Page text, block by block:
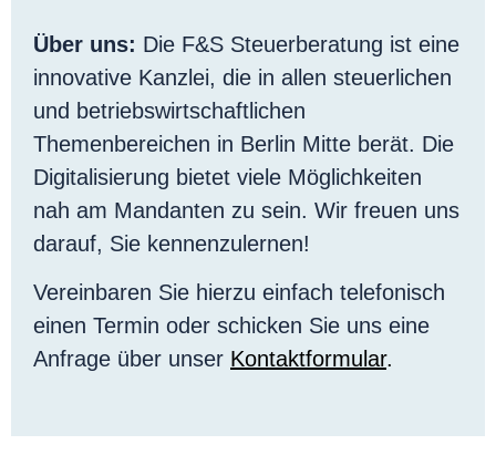
Über uns: Die F&S Steuerberatung ist eine
innovative Kanzlei, die in allen steuerlichen
und betriebswirtschaftlichen
Themenbereichen in Berlin Mitte berät. Die
Digitalisierung bietet viele Möglichkeiten
nah am Mandanten zu sein. Wir freuen uns
darauf, Sie kennenzulernen!
Vereinbaren Sie hierzu einfach telefonisch
einen Termin oder schicken Sie uns eine
Anfrage über unser Kontaktformular.